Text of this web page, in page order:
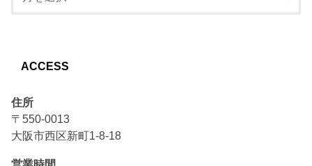
ACCESS
住所
〒550-0013
大阪市西区新町1-8-18